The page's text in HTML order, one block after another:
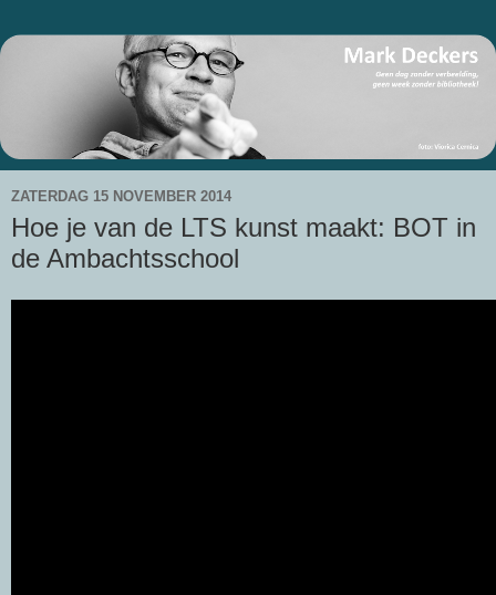
ZATERDAG 15 NOVEMBER 2014
Hoe je van de LTS kunst maakt: BOT in
de Ambachtsschool